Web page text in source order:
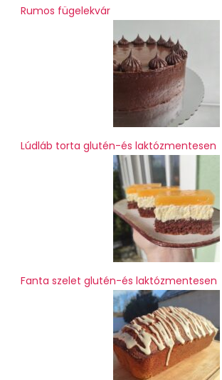
Rumos fügelekvár
Lúdláb torta glutén-és laktózmentesen
Fanta szelet glutén-és laktózmentesen